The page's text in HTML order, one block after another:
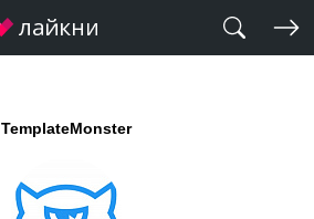
TemplateMonster